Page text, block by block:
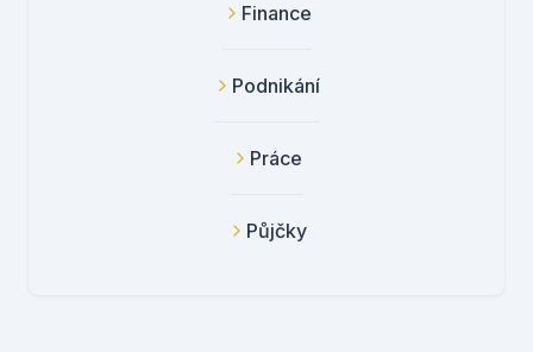
Finance
Podnikání
Práce
Půjčky